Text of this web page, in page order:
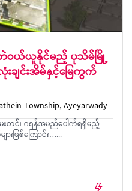
ဝယ်ယူနိုင်မည့် ပုသိမ်မြို့
ျင်းအိမ်နှင့်မြေကွက်
Township, Ayeyarwady
းတင်၊ ဂရန်အမည်ပေါက်ရရှိမည့်
ားဖြစ်ကြောင်း…...